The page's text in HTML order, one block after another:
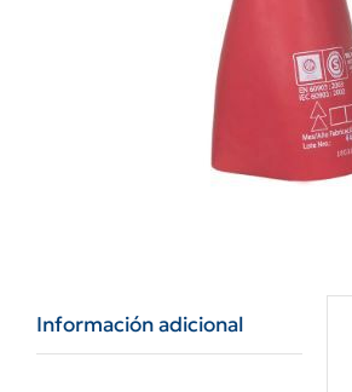
Información adicional